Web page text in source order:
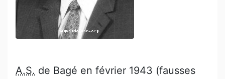
A.S. de Bagé en février 1943 (fausses